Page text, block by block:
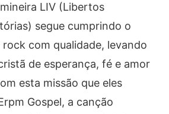
LIV (Libertos
segue cumprindo o
com qualidade, levando
de esperança, fé e amor
esta missão que eles
Gospel, a canção